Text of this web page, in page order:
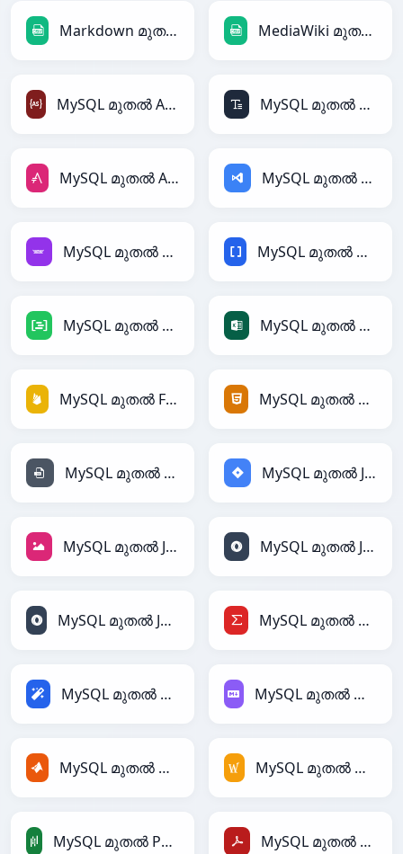
Markdown മുതൽ CSV MediaWiki മുതൽ CSV
MySQL മുതൽ ActionScript MySQL മുതൽ ASCII
MySQL മുതൽ AsciiDoc MySQL മുതൽ ASP
MySQL മുതൽ Avro MySQL മുതൽ BBCode
MySQL മുതൽ DAX MySQL മുതൽ Excel
MySQL മുതൽ Firebase MySQL മുതൽ HTML
MySQL മുതൽ INI MySQL മുതൽ Jira
MySQL മുതൽ JPEG MySQL മുതൽ JSON
MySQL മുതൽ JSONLines MySQL മുതൽ LaTeX
MySQL മുതൽ Magic MySQL മുതൽ Markdown
MySQL മുതൽ MATLAB MySQL മുതൽ MediaWiki
MySQL മുതൽ PandasDataFrame MySQL മുതൽ PDF